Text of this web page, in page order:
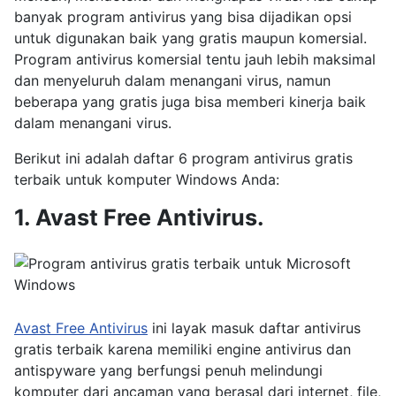
banyak program antivirus yang bisa dijadikan opsi
untuk digunakan baik yang gratis maupun komersial.
Program antivirus komersial tentu jauh lebih maksimal
dan menyeluruh dalam menangani virus, namun
beberapa yang gratis juga bisa memberi kinerja baik
dalam menangani virus.
Berikut ini adalah daftar 6 program antivirus gratis
terbaik untuk komputer Windows Anda:
1. Avast Free Antivirus.
Avast Free Antivirus ini layak masuk daftar antivirus
gratis terbaik karena memiliki engine antivirus dan
antispyware yang berfungsi penuh melindungi
komputer dari ancaman yang berasal dari internet, file,